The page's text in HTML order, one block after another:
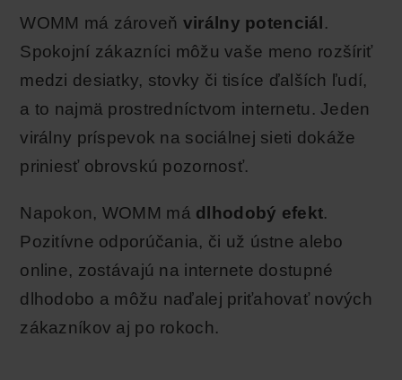
WOMM má zároveň virálny potenciál .
Spokojní zákazníci môžu vaše meno rozšíriť
medzi desiatky, stovky či tisíce ďalších ľudí,
a to najmä prostredníctvom internetu. Jeden
virálny príspevok na sociálnej sieti dokáže
priniesť obrovskú pozornosť.
Napokon, WOMM má dlhodobý efekt.
Pozitívne odporúčania, či už ústne alebo
online, zostávajú na internete dostupné
dlhodobo a môžu naďalej priťahovať nových
zákazníkov aj po rokoch.